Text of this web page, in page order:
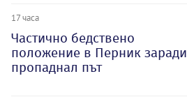
17 часа
Частично бедствено
положение в Перник заради
пропаднал път